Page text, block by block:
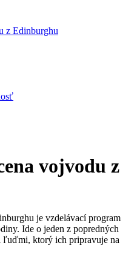
z Edinburghu
vojvodu z
je vzdelávací program
Ide o jeden z popredných
ľuďmi, ktorý ich pripravuje na